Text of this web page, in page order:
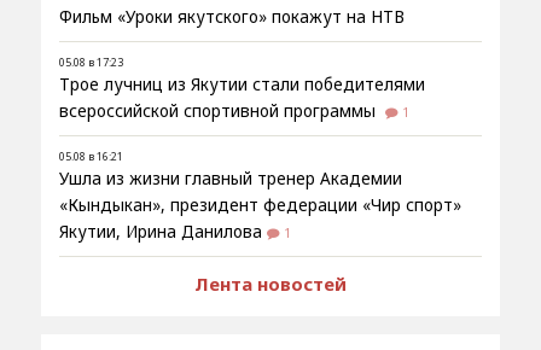
Фильм «Уроки якутского» покажут на НТВ
05.08 в 17:23
Трое лучниц из Якутии стали победителями
всероссийской спортивной программы
1
05.08 в 16:21
Ушла из жизни главный тренер Академии
«Кындыкан», президент федерации «Чир спорт»
Якутии, Ирина Данилова
1
Лента новостей